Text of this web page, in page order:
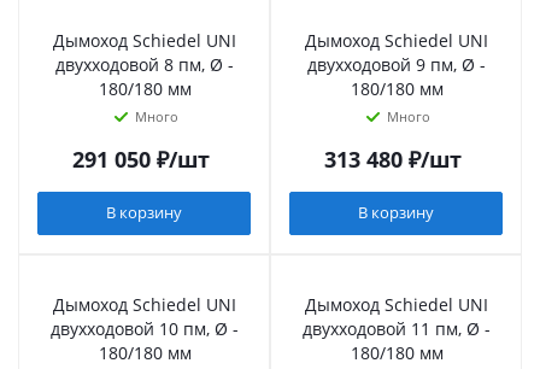
Дымоход Schiedel UNI
двухходовой 8 пм, Ø -
180/180 мм
Много
291 050₽/шт
В корзину
Дымоход Schiedel UNI
двухходовой 9 пм, Ø -
180/180 мм
Много
313 480₽/шт
В корзину
Дымоход Schiedel UNI
двухходовой 10 пм, Ø -
180/180 мм
Дымоход Schiedel UNI
двухходовой 11 пм, Ø -
180/180 мм